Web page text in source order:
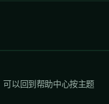
以回到帮助中心按主题